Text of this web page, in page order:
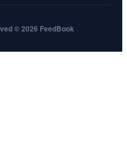
© 2026 FeedBook